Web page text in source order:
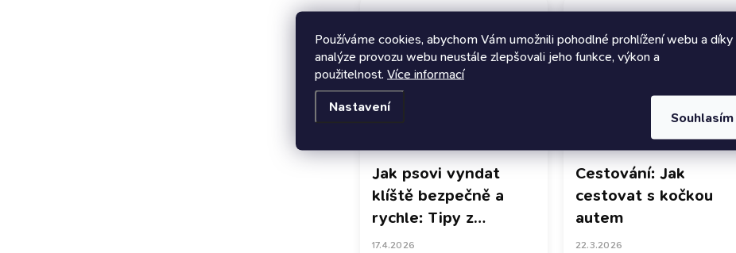
Používáme cookies, abychom Vám umožnili pohodlné prohlížení webu a díky
analýze provozu webu neustále zlepšovali jeho funkce, výkon a
použitelnost. Více informací
Nastavení
Souhlasím
Jak psovi vyndat
klíště bezpečně a
rychle: Tipy z
veteriny
17.4.2026
Cestování: Jak
cestovat s kočkou
autem
22.3.2026